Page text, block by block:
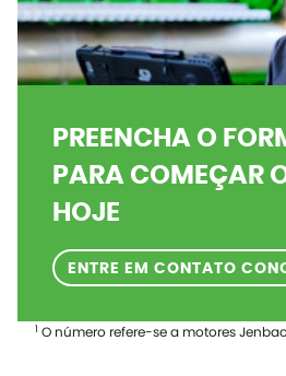
PREENCHA O
PARA COMEÇAR
HOJE
ENTRE EM CONTATO
1 O número refere-se a motores